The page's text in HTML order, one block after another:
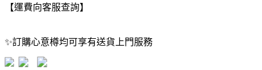
【運費向客服查詢】
✨訂購心意樽均可享有送貨上門服務